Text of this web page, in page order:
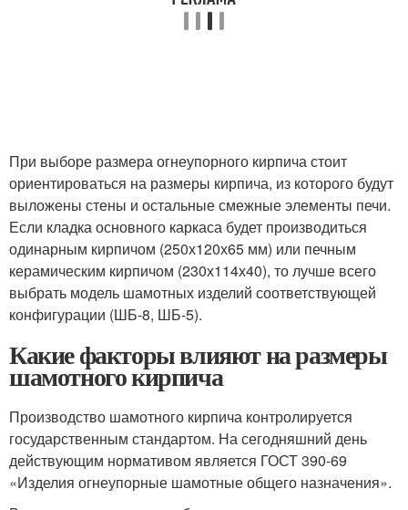
При выборе размера огнеупорного кирпича стоит
ориентироваться на размеры кирпича, из которого будут
выложены стены и остальные смежные элементы печи.
Если кладка основного каркаса будет производиться
одинарным кирпичом (250х120х65 мм) или печным
керамическим кирпичом (230х114х40), то лучше всего
выбрать модель шамотных изделий соответствующей
конфигурации (ШБ-8, ШБ-5).
Какие факторы влияют на размеры
шамотного кирпича
Производство шамотного кирпича контролируется
государственным стандартом. На сегодняшний день
действующим нормативом является ГОСТ 390-69
«Изделия огнеупорные шамотные общего назначения».